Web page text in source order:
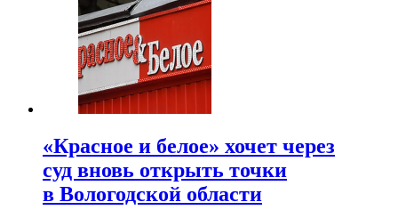
«Красное и белое» хочет через
суд вновь открыть точки
в Вологодской области